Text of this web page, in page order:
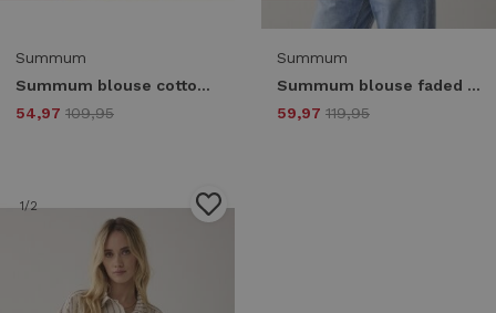
Summum
Summum blouse cotton branches 2s3449-12439 Blouse 703 khaki
54,97 109,95
Summum
Summum blouse faded flower 2s3460-12379 Blouse 120 multicolour
59,97 119,95
1/2